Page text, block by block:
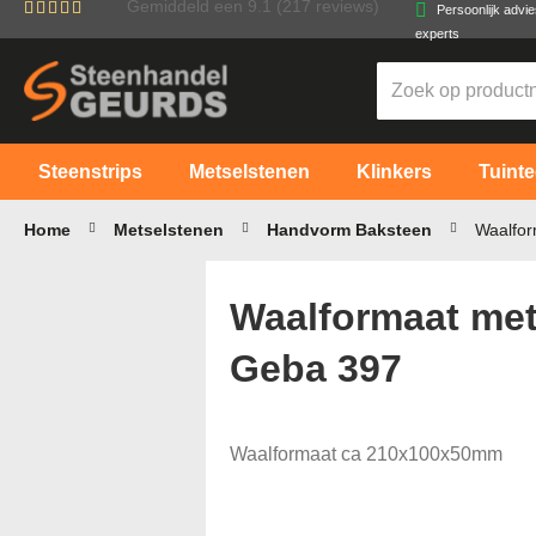
inhoud
Gemiddeld een 9.1 (217 reviews)
Persoonlijk
experts
Steenstrips Metselstenen Klinkers
Home Metselstenen Handvorm Baksteen
Waalformaat
Geba 397
Waalformaat ca 210x100x50mm